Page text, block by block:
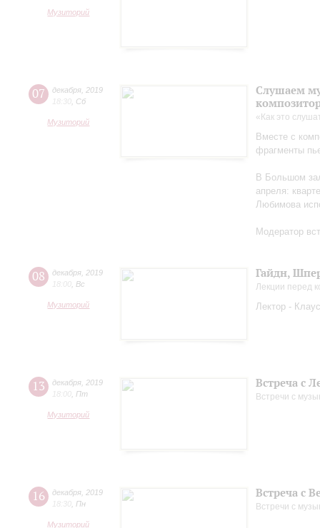
Музиторий
07 декабря 2019
18:30 Сб
Музиторий
Слушаем
«Как это
Вместе с
фрагменты
В Большом
апреля:
Любимова
Модератор
08 декабря 2019
18:00 Вс
Музиторий
Гайдн,
Лекции перед
Лектор -
13 декабря 2019
18:00 Пт
Музиторий
Встреча с
Встречи с
16 декабря 2019
18:30 Пн
Музиторий
Встреча с
Встречи с